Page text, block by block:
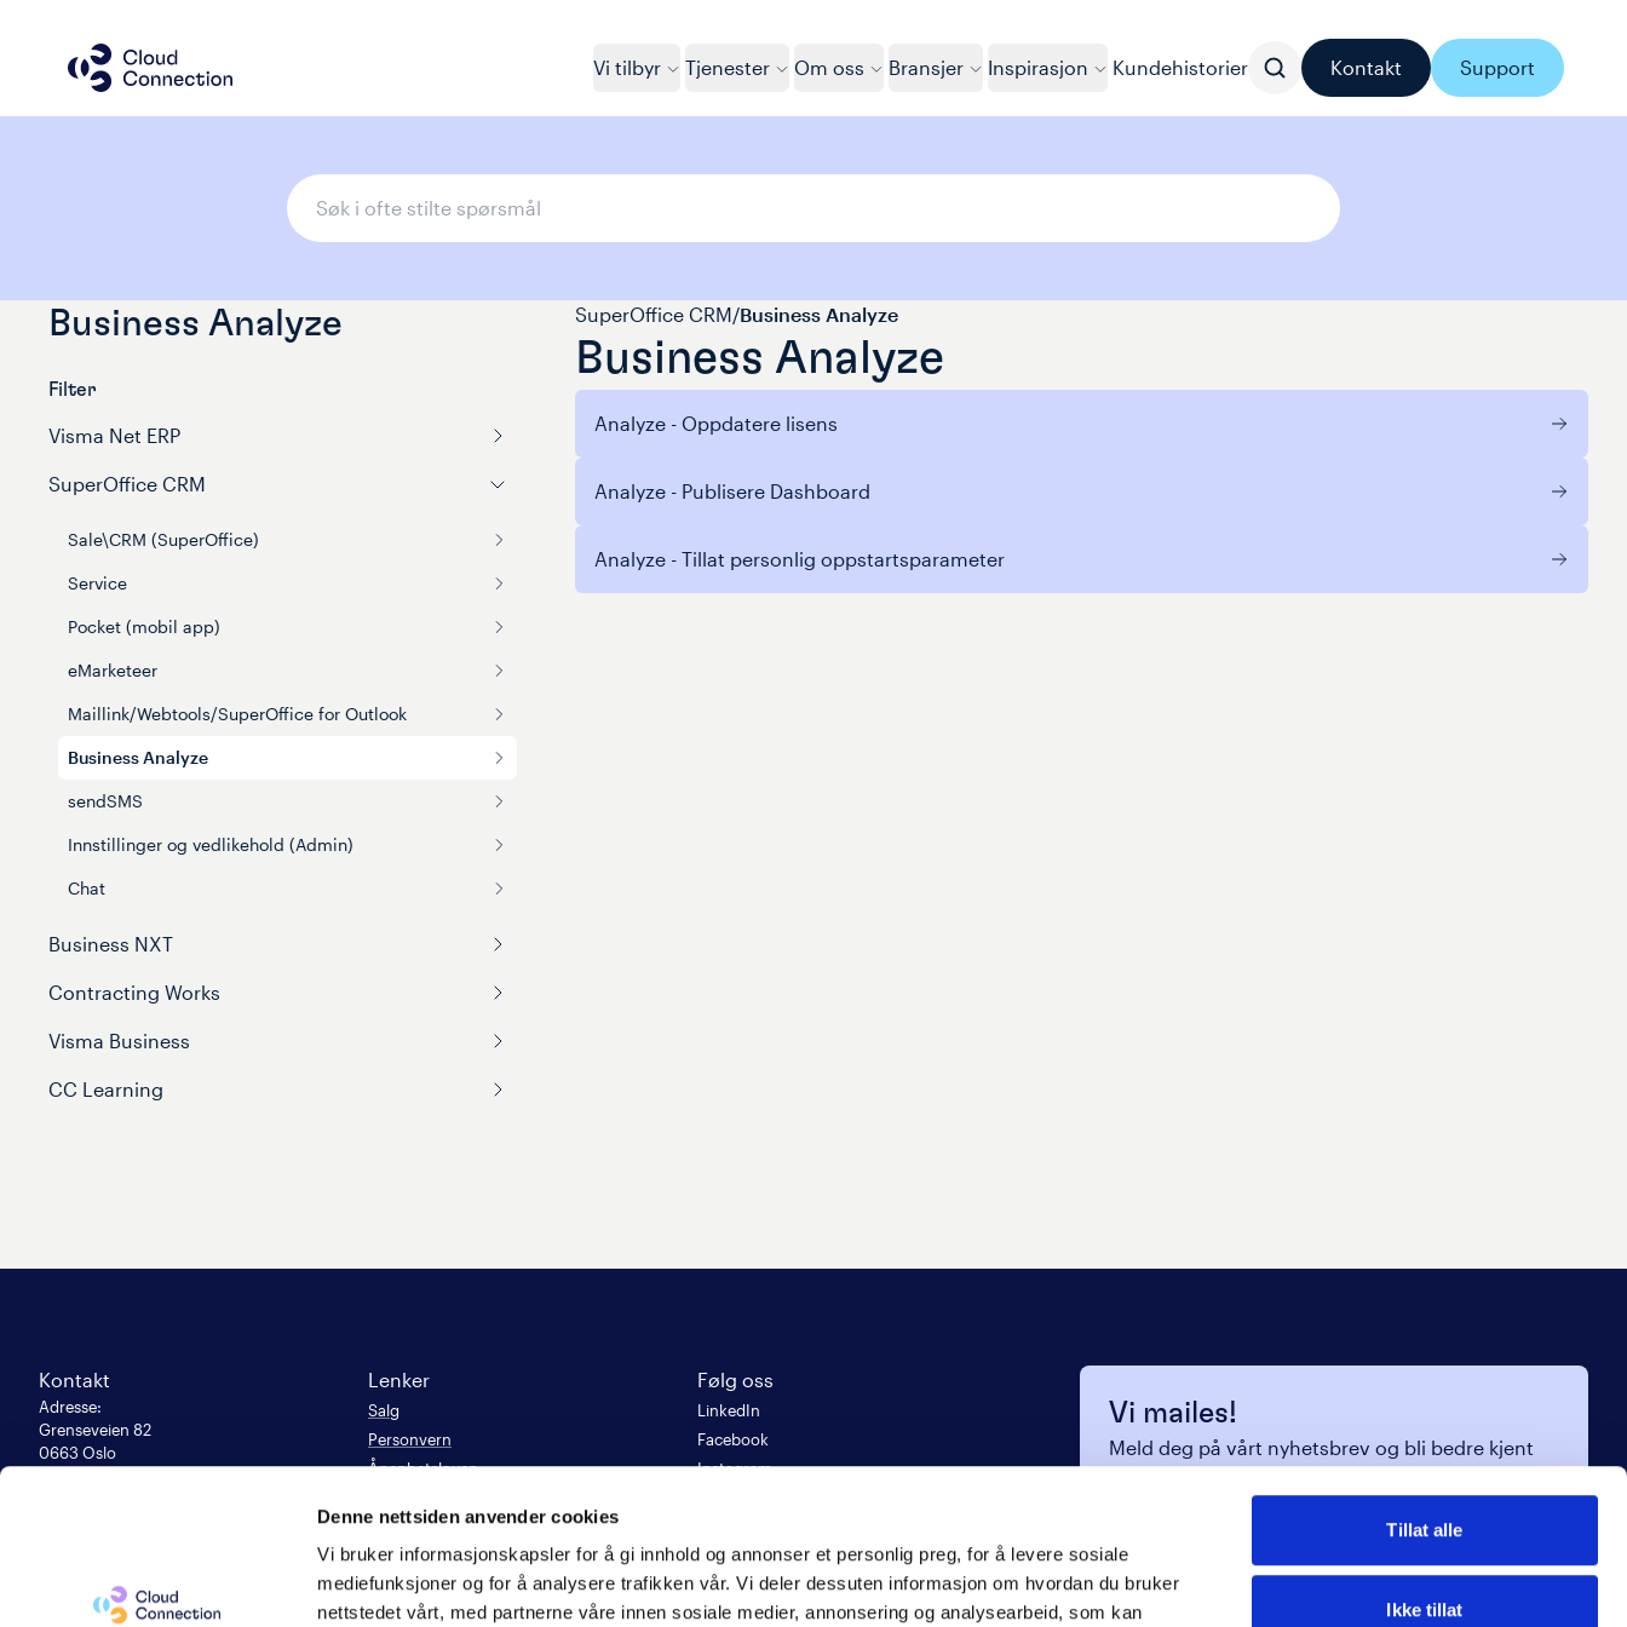
Denne nettsiden anvender cookies
Vi bruker informasjonskapsler for å gi innhold og annonser et personlig preg, for å levere sosiale
mediefunksjoner og for å analysere trafikken vår. Vi deler dessuten informasjon om hvordan du bruker
nettstedet vårt, med partnerne våre innen sosiale medier, annonsering og analysearbeid, som kan
Tillat alle
Ikke tillat
Vi tilbyr Tjenester Om oss Bransjer Inspirasjon Kundehistorier Kontakt Support
Business Analyze
Filter
Visma Net ERP
SuperOffice CRM
Sale\CRM (SuperOffice)
Service
Pocket (mobil app)
eMarketeer
Maillink/Webtools/SuperOffice for Outlook
Business Analyze
sendSMS
Innstillinger og vedlikehold (Admin)
Chat
Business NXT
Contracting Works
Visma Business
CC Learning
SuperOffice CRM/Business Analyze
Business Analyze
Analyze - Oppdatere lisens
Analyze - Publisere Dashboard
Analyze - Tillat personlig oppstartsparameter
Kontakt
Adresse:
Grenseveien 82
0663 Oslo
983 949 150
Cloud Connection
Lenker
Salg
Personvern
Åpenhetsloven
Populære sider
Våre samarbeidspartnere
Følg oss
LinkedIn
Facebook
Instagram
Vi mailes!
Meld deg på vårt nyhetsbrev og bli bedre kjent
E-post